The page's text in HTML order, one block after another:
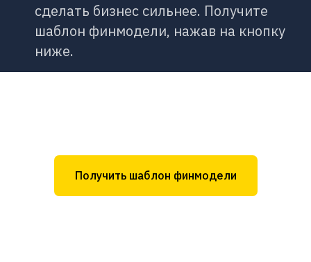
сделать бизнес сильнее. Получите
шаблон финмодели, нажав на кнопку
ниже.
Получить шаблон финмодели